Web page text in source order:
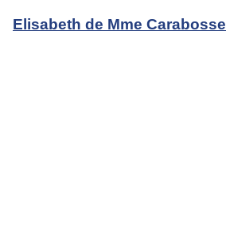
Elisabeth de Mme Carabosse